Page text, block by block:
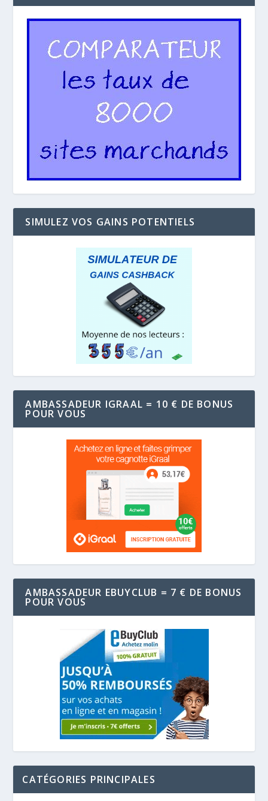
SIMULEZ VOS GAINS POTENTIELS
AMBASSADEUR IGRAAL = 10 € DE BONUS
POUR VOUS
AMBASSADEUR EBUYCLUB = 7 € DE BONUS
POUR VOUS
CATÉGORIES PRINCIPALES